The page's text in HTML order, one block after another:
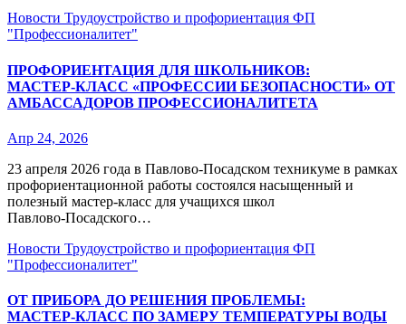
Новости Трудоустройство и профориентация ФП
"Профессионалитет"
ПРОФОРИЕНТАЦИЯ ДЛЯ ШКОЛЬНИКОВ:
МАСТЕР‑КЛАСС «ПРОФЕССИИ БЕЗОПАСНОСТИ» ОТ
АМБАССАДОРОВ ПРОФЕССИОНАЛИТЕТА
Апр 24, 2026
23 апреля 2026 года в Павлово‑Посадском техникуме в рамках
профориентационной работы состоялся насыщенный и
полезный мастер‑класс для учащихся школ
Павлово‑Посадского…
Новости Трудоустройство и профориентация ФП
"Профессионалитет"
ОТ ПРИБОРА ДО РЕШЕНИЯ ПРОБЛЕМЫ:
МАСТЕР‑КЛАСС ПО ЗАМЕРУ ТЕМПЕРАТУРЫ ВОДЫ